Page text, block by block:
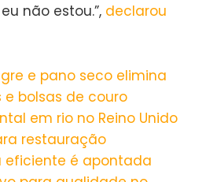
não estou.”, declarou
e pano seco elimina
bolsas de couro
em rio no Reino Unido
restauração
eficiente é apontada